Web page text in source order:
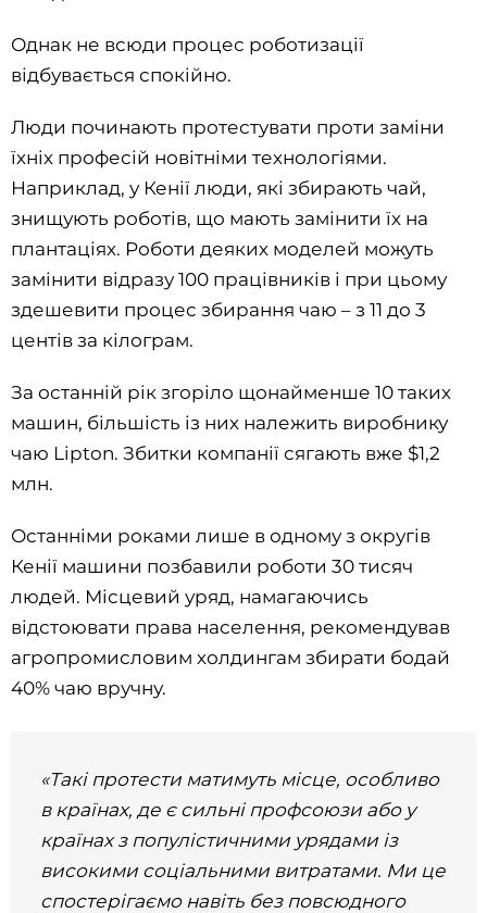
Однак не всюди процес роботизації
відбувається спокійно.
Люди починають протестувати проти заміни
їхніх професій новітніми технологіями.
Наприклад, у Кенії люди, які збирають чай,
знищують роботів, що мають замінити їх на
плантаціях. Роботи деяких моделей можуть
замінити відразу 100 працівників і при цьому
здешевити процес збирання чаю – з 11 до 3
центів за кілограм.
За останній рік згоріло щонайменше 10 таких
машин, більшість із них належить виробнику
чаю Lipton. Збитки компанії сягають вже $1,2
млн.
Останніми роками лише в одному з округів
Кенії машини позбавили роботи 30 тисяч
людей. Місцевий уряд, намагаючись
відстоювати права населення, рекомендував
агропромисловим холдингам збирати бодай
40% чаю вручну.
«Такі протести матимуть місце, особливо
в країнах, де є сильні профсоюзи або у
країнах з популістичними урядами із
високими соціальними витратами. Ми це
спостерігаємо навіть без повсюдного